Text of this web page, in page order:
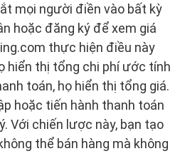
mọi người điền vào bất kỳ
hoặc đăng ký để xem giá
thực hiện điều này
hiển thị tổng chi phí ước tính
toán, họ hiển thị tổng giá.
hoặc tiến hành thanh toán
Với chiến lược này, bạn tạo
thể bán hàng mà không